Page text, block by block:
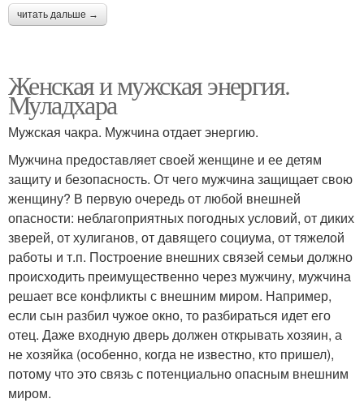
читать дальше →
Женская и мужская энергия.
Муладхара
Мужская чакра. Мужчина отдает энергию.
Мужчина предоставляет своей женщине и ее детям
защиту и безопасность. От чего мужчина защищает свою
женщину? В первую очередь от любой внешней
опасности: неблагоприятных погодных условий, от диких
зверей, от хулиганов, от давящего социума, от тяжелой
работы и т.п. Построение внешних связей семьи должно
происходить преимущественно через мужчину, мужчина
решает все конфликты с внешним миром. Например,
если сын разбил чужое окно, то разбираться идет его
отец. Даже входную дверь должен открывать хозяин, а
не хозяйка (особенно, когда не известно, кто пришел),
потому что это связь с потенциально опасным внешним
миром.